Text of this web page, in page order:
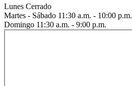
Lunes Cerrado
Martes - Sábado 11:30 a.m. - 10:00 p.m.
Domingo 11:30 a.m. - 9:00 p.m.